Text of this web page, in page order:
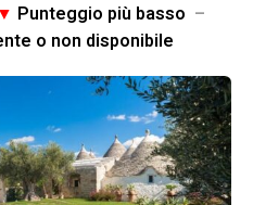
▼ Punteggio più basso –
o non disponibile